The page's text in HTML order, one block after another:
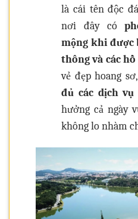
là cái tên độc
nơi đây có
mộng khi được
thông và các
vẻ đẹp hoang
đủ các dịch vụ
hưởng cả ngày
không lo nhàm